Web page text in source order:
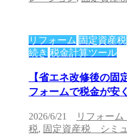
リフォーム 固定資産税
続き 税金計算ツール
【省エネ改修後の固
フォームで税金が安
2026/6/21 リフォー
税, 固定資産税 シミ